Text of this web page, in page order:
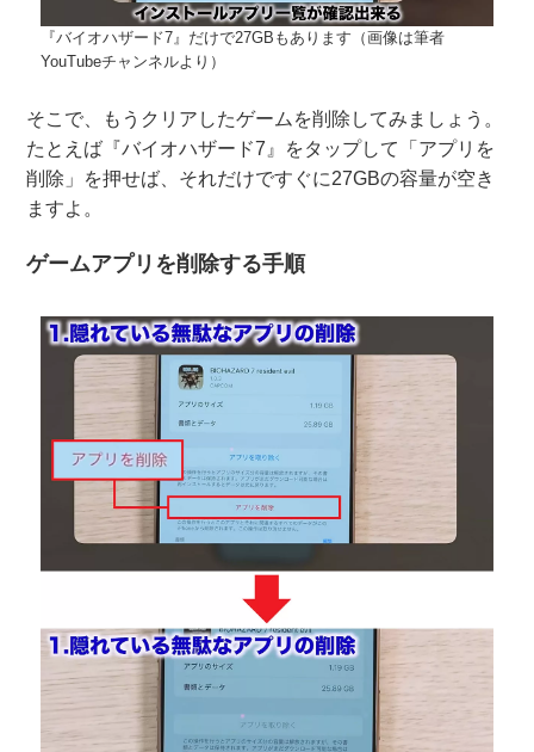
『バイオハザード7』だけで27GBもあります（画像は筆者
YouTubeチャンネルより）
そこで、もうクリアしたゲームを削除してみましょう。
たとえば『バイオハザード7』をタップして「アプリを
削除」を押せば、それだけですぐに27GBの容量が空き
ますよ。
ゲームアプリを削除する手順